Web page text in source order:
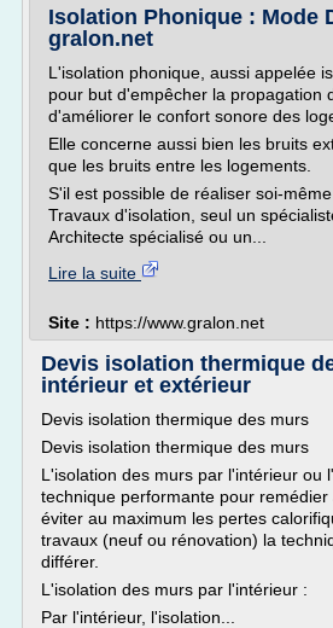
Isolation Phonique : Mode
gralon.net
L'isolation phonique, aussi appelée
pour but d'empêcher la propagation
d'améliorer le confort sonore des
Elle concerne aussi bien les bruits
que les bruits entre les logements.
S'il est possible de réaliser soi-
Travaux d'isolation, seul un
Architecte spécialisé ou un...
Lire la suite
Site : https://www.gralon.net
Devis isolation thermique
intérieur et extérieur
Devis isolation thermique des murs
Devis isolation thermique des murs
L'isolation des murs par l'intérieur ou
technique performante pour
éviter au maximum les pertes
travaux (neuf ou rénovation) la
différer.
L'isolation des murs par l'intérieur :
Par l'intérieur, l'isolation...